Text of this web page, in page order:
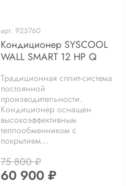
арт. 925760
Кондиционер SYSCOOL
WALL SMART 12 HP Q
Традиционная сплит-система
постоянной
производительности.
Кондиционер оснащен
высокоэффективным
теплообменником с
покрытием...
75 800 ₽
60 900 ₽